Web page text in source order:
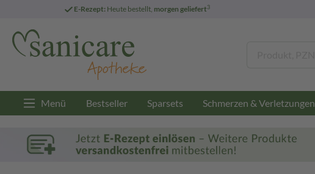
E-Rezept: Heute bestellt, morgen geliefert3
Menü Bestseller Sparsets Schmerzen & Verletzungen